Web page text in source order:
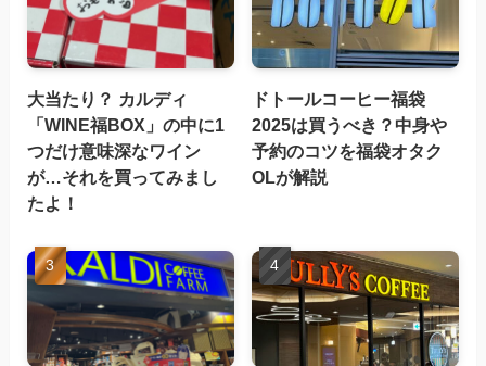
大当たり？ カルディ
「WINE福BOX」の中に1
つだけ意味深なワイン
が…それを買ってみまし
たよ！
ドトールコーヒー福袋
2025は買うべき？中身や
予約のコツを福袋オタク
OLが解説